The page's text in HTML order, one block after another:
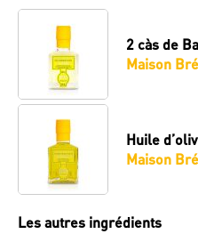
2 càs de
Maison
Huile
Maison
Les autres ingrédients